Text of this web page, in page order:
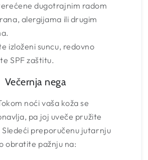
dugotrajnim radom
alergijama ili drugim
izloženi suncu, redovno
SPF zaštitu.
Večernja nega
noći vaša koža se
pa joj uveče pružite
preporučenu jutarnju
obratite pažnju na: